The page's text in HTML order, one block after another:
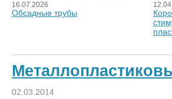
16.07.2026
Обсадные трубы
02.03.2014